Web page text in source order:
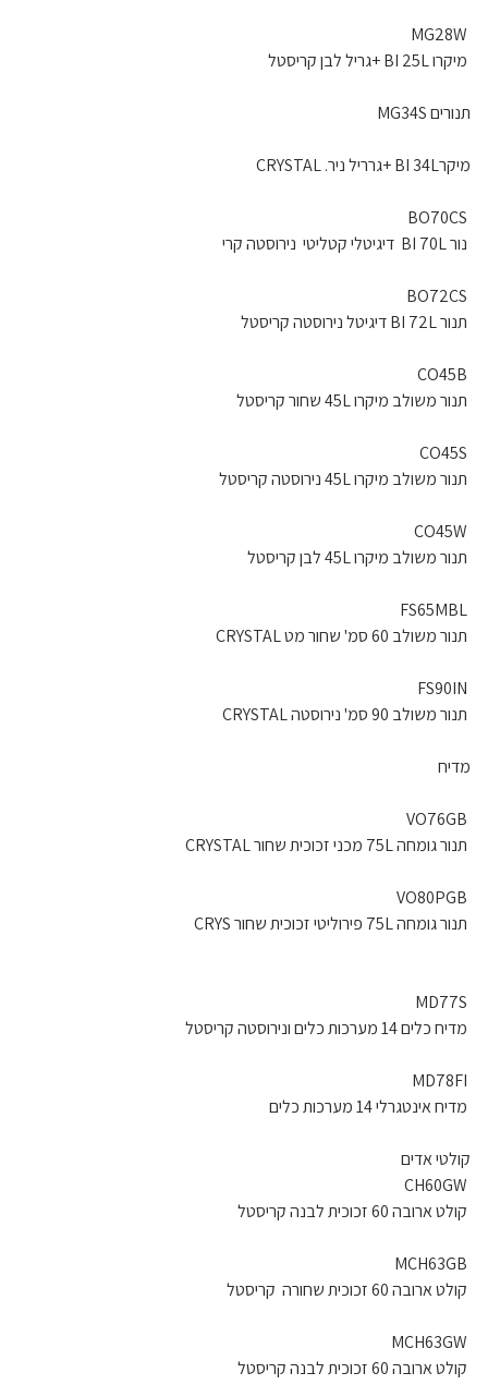
מיקרו BI 25L +גריל לבן קריסטל
תנורים MG34S
מיקרBI 34L +גרריל ניר. CRYSTAL
נור BI 70L דיגיטלי קטליטי נירוסטה קרי
תנור BI 72L דיגיטל נירוסטה קריסטל
תנור משולב מיקרו 45L שחור קריסטל
תנור משולב מיקרו 45L נירוסטה קריסטל
תנור משולב מיקרו 45L לבן קריסטל
תנור משולב 60 סמ' שחור מט CRYSTAL
תנור משולב 90 סמ' נירוסטה CRYSTAL
מדיח
תנור גומחה 75L מכני זכוכית שחור CRYSTAL
תנור גומחה 75L פירוליטי זכוכית שחור CRYS
מדיח כלים 14 מערכות כלים ונירוסטה קריסטל
מדיח אינטגרלי 14 מערכות כלים
קולטי אדים
קולט ארובה 60 זכוכית לבנה קריסטל
קולט ארובה 60 זכוכית שחורה קריסטל
קולט ארובה 60 זכוכית לבנה קריסטל